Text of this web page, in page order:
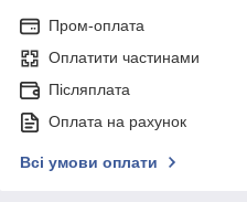
Пром-оплата
Оплатити частинами
Післяплата
Оплата на рахунок
Всі умови оплати